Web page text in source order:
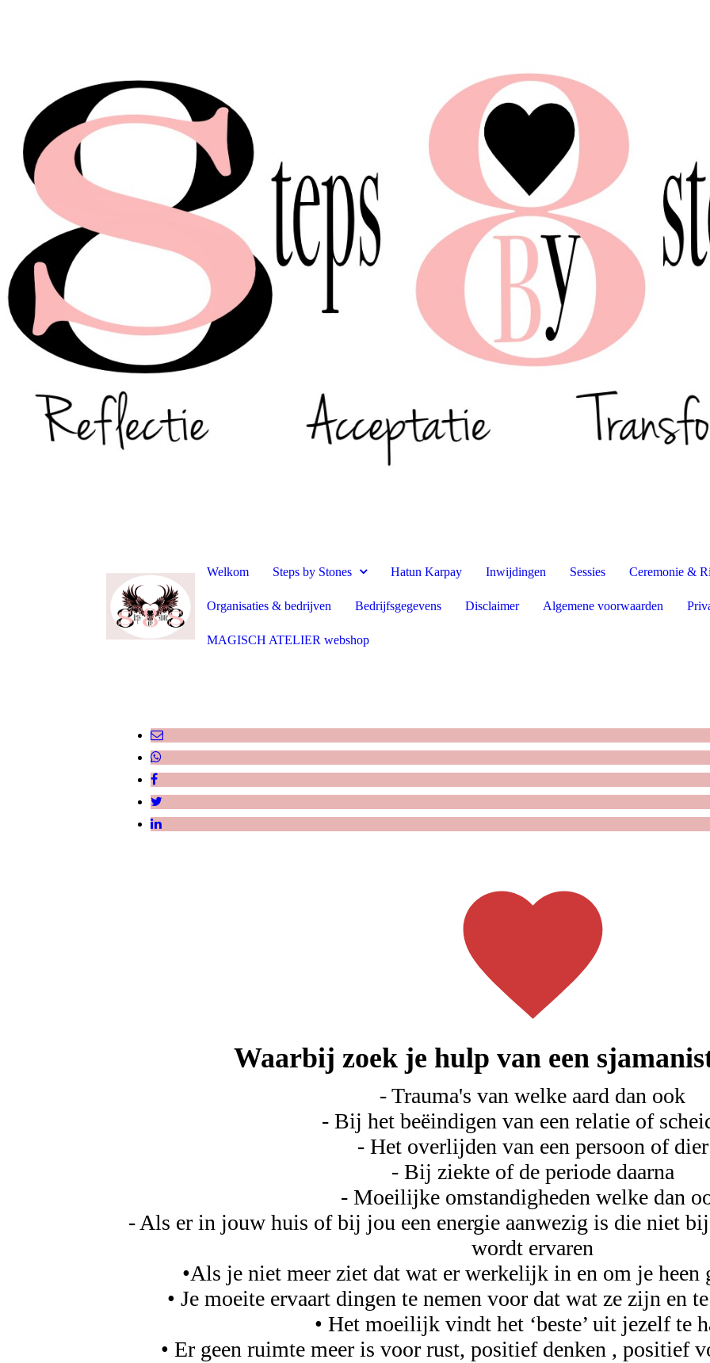
Welkom Steps by Stones Hatun Karpay Inwijdingen Sessies Ceremonie &
Organisaties & bedrijven Bedrijfsgegevens Disclaimer Algemene voorwaarden
MAGISCH ATELIER webshop
Waarbij zoek je hulp van een
- Trauma's van welke aard dan ook
- Bij het beëindigen van een relatie of
- Het overlijden van een persoon of dier
- Bij ziekte of de periode daarna
- Moeilijke omstandigheden welke dan
- Als er in jouw huis of bij jou een energie aanwezig is die niet
wordt ervaren
•Als je niet meer ziet dat wat er werkelijk in en om je heen
• Je moeite ervaart dingen te nemen voor dat wat ze zijn en
• Het moeilijk vindt het ‘beste’ uit jezelf te
• Er geen ruimte meer is voor rust, positief denken , positief